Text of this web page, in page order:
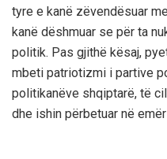
tyre e kanë zëvendësuar
kanë dëshmuar se për ta
politik. Pas gjithë kësaj,
mbeti patriotizmi i partive
politikanëve shqiptarë, të
dhe ishin përbetuar në